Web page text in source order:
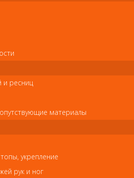
и ресниц
материалы
укрепление
рук и ног